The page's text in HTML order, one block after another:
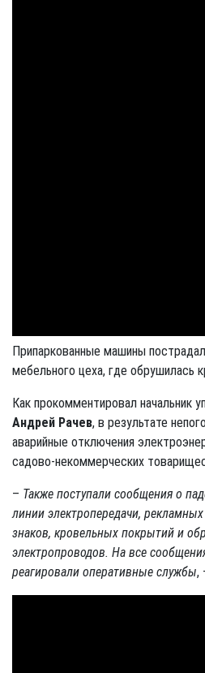
Припаркованные машины
мебельного цеха, где обрушилась
Как прокомментировал начальник
Андрей Рачев, в результате
аварийные отключения
садово-некоммерческих
– Также поступали сообщения о
линии электропередачи,
знаков, кровельных покрытий и
электропроводов. На все
реагировали оперативные службы,